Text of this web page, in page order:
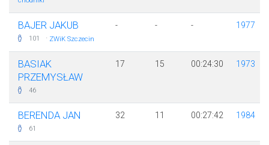
BAJER JAKUB
101 · ZWiK Szczecin
- - - 1977
BASIAK
PRZEMYSŁAW
46
17 15 00:24:30 1973
BERENDA JAN
61
32 11 00:27:42 1984